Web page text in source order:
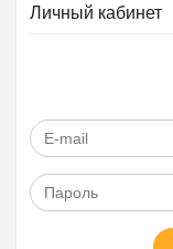
Личный кабинет